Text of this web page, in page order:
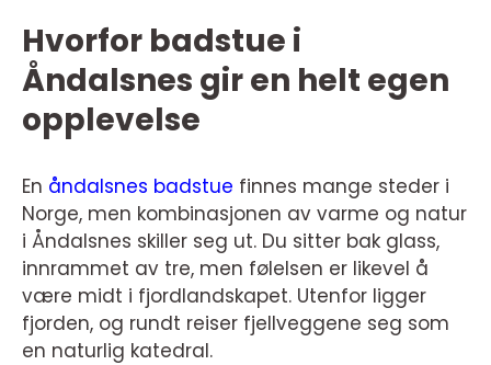
Hvorfor badstue i
Åndalsnes gir en helt egen
opplevelse
En åndalsnes badstue finnes mange steder i
Norge, men kombinasjonen av varme og natur
i Åndalsnes skiller seg ut. Du sitter bak glass,
innrammet av tre, men følelsen er likevel å
være midt i fjordlandskapet. Utenfor ligger
fjorden, og rundt reiser fjellveggene seg som
en naturlig katedral.